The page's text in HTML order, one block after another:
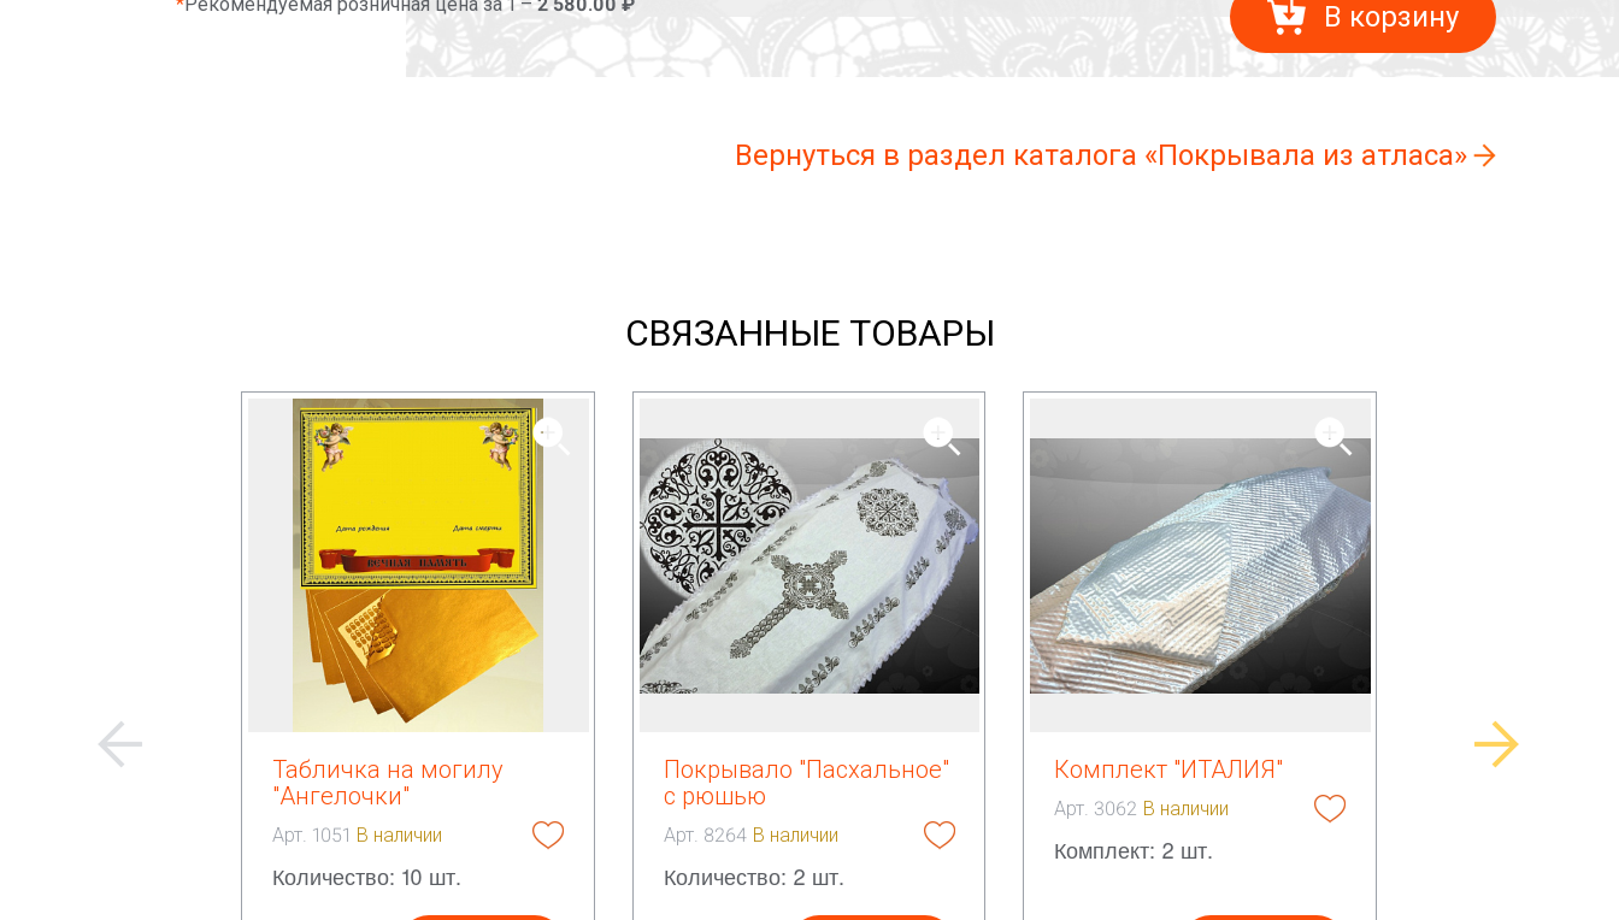
В корзину
Вернуться в раздел каталога «Покрывала из атласа»
СВЯЗАННЫЕ ТОВАРЫ
Табличка на могилу
"Ангелочки"
Арт. 1051 В наличии
Количество: 10 шт.
Покрывало "Пасхальное"
с рюшью
Арт. 8264 В наличии
Количество: 2 шт.
Комплект "ИТАЛИЯ"
Арт. 3062 В наличии
Комплект: 2 шт.